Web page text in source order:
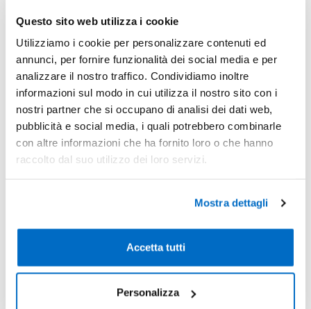
Questo sito web utilizza i cookie
Utilizziamo i cookie per personalizzare contenuti ed
annunci, per fornire funzionalità dei social media e per
analizzare il nostro traffico. Condividiamo inoltre
informazioni sul modo in cui utilizza il nostro sito con i
nostri partner che si occupano di analisi dei dati web,
pubblicità e social media, i quali potrebbero combinarle
con altre informazioni che ha fornito loro o che hanno
raccolto dal suo utilizzo dei loro servizi.
Mostra dettagli
Accetta tutti
Personalizza
Sconti per quantità Sconto € cadauno
Pezzi 20 - € 10,10
Pezzi 50 -10% € 9,06
Pezzi 100 -15% € 8,59
Pezzi 300 -22% € 7,89
*Prezzi prodotto per quantità merce neutra e prezzi IVA
Quantità consigliata
Prezzo unitario:€ 10,48IVA incl.